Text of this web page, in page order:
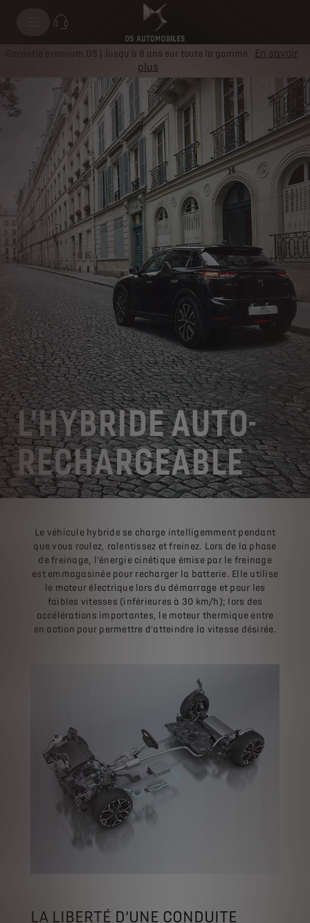
Garantie premium DS | Jusqu'à 8 ans sur toute la gamme
En savoir
plus
L'HYBRIDE AUTO-
RECHARGEABLE
Le véhicule hybride se charge intelligemment pendant
que vous roulez, ralentissez et freinez. Lors de la phase
de freinage, l’énergie cinétique émise par le freinage
est emmagasinée pour recharger la batterie. Elle utilise
le moteur électrique lors du démarrage et pour les
faibles vitesses (inférieures à 30 km/h); lors des
accélérations importantes, le moteur thermique entre
en action pour permettre d'atteindre la vitesse désirée.
LA LIBERTÉ D’UNE CONDUITE
Hybride